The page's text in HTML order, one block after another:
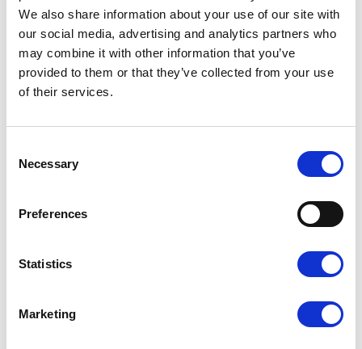
We also share information about your use of our site with
our social media, advertising and analytics partners who
may combine it with other information that you’ve
provided to them or that they’ve collected from your use
of their services.
Selection
Necessary
Preferences
Statistics
Marketing